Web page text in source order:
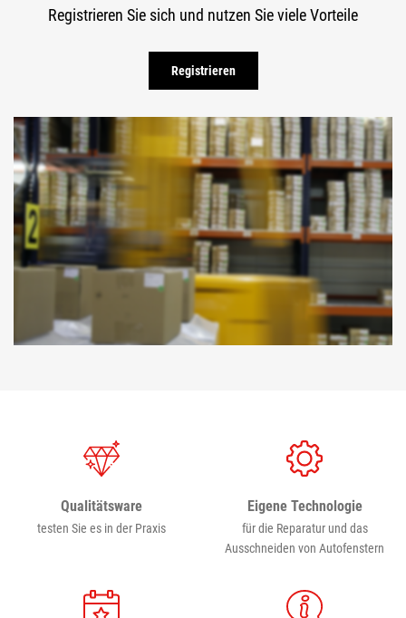
Registrieren Sie sich und nutzen Sie viele Vorteile
Registrieren
Qualitätsware
testen Sie es in der Praxis
Eigene Technologie
für die Reparatur und das
Ausschneiden von Autofenstern